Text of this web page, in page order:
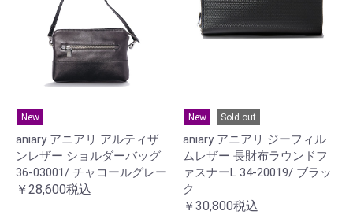
New
aniary アニアリ アルティザ
ンレザー ショルダーバッグ
36-03001/ チャコールグレー
￥28,600税込
New Sold out
aniary アニアリ ジーフィル
ムレザー 長財布ラウンドフ
ァスナーL 34-20019/ ブラッ
ク
￥30,800税込